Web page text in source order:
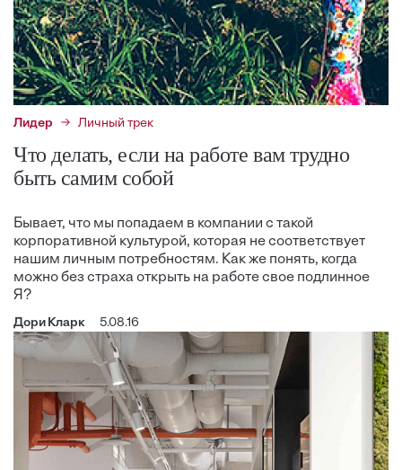
Лидер Личный трек
Что делать, если на работе вам трудно
быть самим собой
Бывает, что мы попадаем в компании с такой
корпоративной культурой, которая не соответствует
нашим личным потребностям. Как же понять, когда
можно без страха открыть на работе свое подлинное
Я?
Дори Кларк 5.08.16